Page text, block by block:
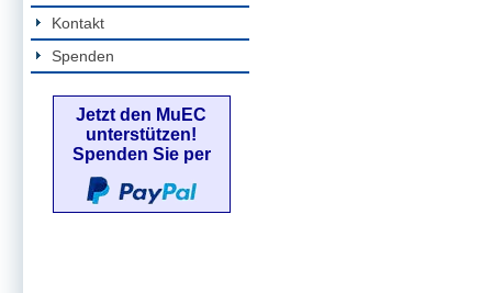
Kontakt
Spenden
Jetzt den MuEC
unterstützen!
Spenden Sie per